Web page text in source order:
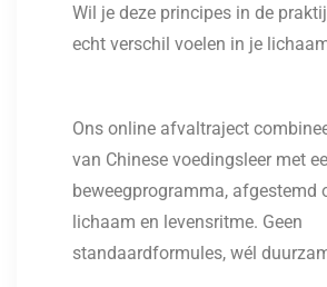
Wil je deze principes in de
echt verschil voelen in je
Ons online afvaltraject
van Chinese voedingsleer met
beweegprogramma, afgestemd
lichaam en levensritme. Geen
standaardformules, wél